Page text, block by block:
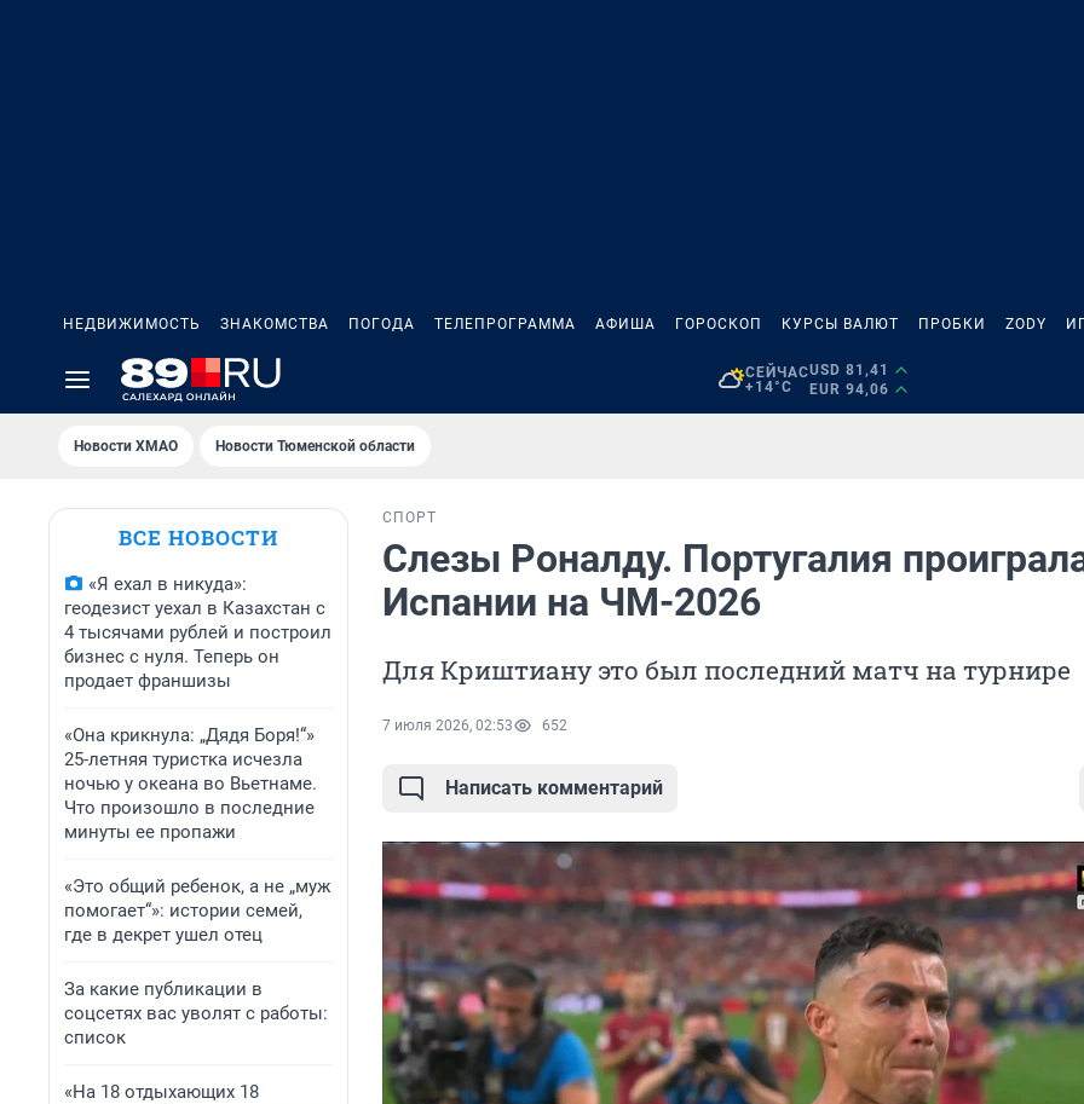
НЕДВИЖИМОСТЬ ЗНАКОМСТВА ПОГОДА ТЕЛЕПРОГРАММА АФИША ГОРОСКОП КУРСЫ ВАЛЮТ ПРОБКИ ZODY
СЕЙЧАС
+14°C
USD 81,41
EUR 94,06
Новости ХМАО Новости Тюменской области
ВСЕ НОВОСТИ
«Я ехал в никуда»:
геодезист уехал в Казахстан с
4 тысячами рублей и построил
бизнес с нуля. Теперь он
продает франшизы
«Она крикнула: „Дядя Боря!“»
25-летняя туристка исчезла
ночью у океана во Вьетнаме.
Что произошло в последние
минуты ее пропажи
«Это общий ребенок, а не „муж
помогает“»: истории семей,
где в декрет ушел отец
За какие публикации в
соцсетях вас уволят с работы:
список
«На 18 отдыхающих 18
СПОРТ
Слезы Роналду. Португалия
Испании на ЧМ-2026
Для Криштиану это был последний матч на турнире
7 июля 2026, 02:53 652
Написать комментарий